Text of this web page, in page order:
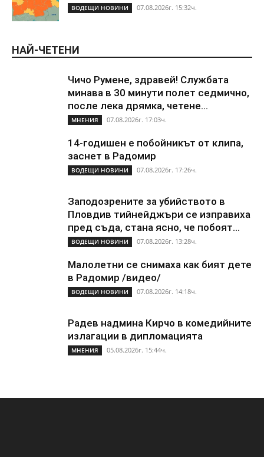
ВОДЕЩИ НОВИНИ 07.08.2026г. 15:32ч.
НАЙ-ЧЕТЕНИ
Чичо Румене, здравей! Службата
минава в 30 минути полет седмично,
после лека дрямка, четене...
МНЕНИЯ 07.08.2026г. 17:03ч.
14-годишен е побойникът от клипа,
заснет в Радомир
ВОДЕЩИ НОВИНИ 07.08.2026г. 17:26ч.
Заподозрените за убийството в
Пловдив тийнейджъри се изправиха
пред съда, стана ясно, че побоят...
ВОДЕЩИ НОВИНИ 07.08.2026г. 13:28ч.
Малолетни се снимаха как бият дете
в Радомир /видео/
ВОДЕЩИ НОВИНИ 07.08.2026г. 14:18ч.
Радев надмина Кирчо в комедийните
излагации в дипломацията
МНЕНИЯ 05.08.2026г. 15:44ч.